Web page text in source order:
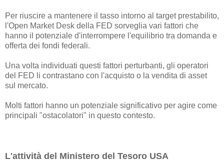
Per riuscire a mantenere il tasso intorno al target prestabilito,
l'Open Market Desk della FED sorveglia vari fattori che
hanno il potenziale d'interrompere l'equilibrio tra domanda e
offerta dei fondi federali.
Una volta individuati questi fattori perturbanti, gli operatori
del FED li contrastano con l'acquisto o la vendita di asset
sul mercato.
Molti fattori hanno un potenziale significativo per agire come
principali "ostacolatori" in questo contesto.
L'attività del Ministero del Tesoro USA